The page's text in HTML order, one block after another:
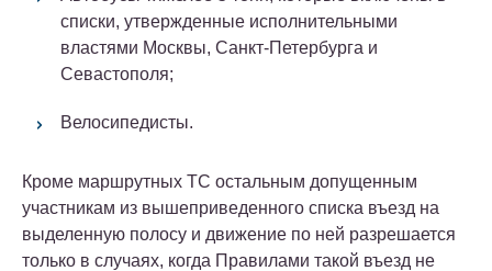
списки, утвержденные исполнительными
властями Москвы, Санкт-Петербурга и
Севастополя;
Велосипедисты.
Кроме маршрутных ТС остальным допущенным
участникам из вышеприведенного списка въезд на
выделенную полосу и движение по ней разрешается
только в случаях, когда Правилами такой въезд не